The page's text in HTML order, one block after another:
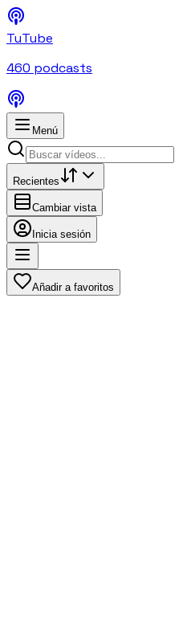
TuTube
460 podcasts
Menú
Recientes
Cambiar vista
Inicia sesión
Añadir a favoritos